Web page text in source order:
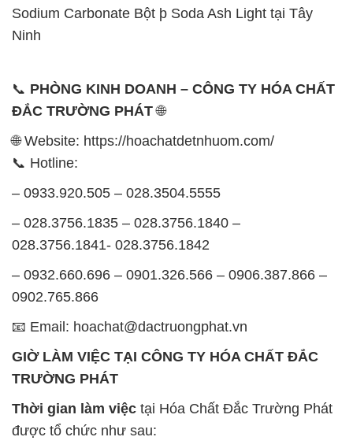
Sodium Carbonate Bột þ Soda Ash Light tại Tây
Ninh
📞 PHÒNG KINH DOANH – CÔNG TY HÓA CHẤT
ĐẮC TRƯỜNG PHÁT🌐
🌐 Website: https://hoachatdetnhuom.com/
📞 Hotline:
– 0933.920.505 – 028.3504.5555
– 028.3756.1835 – 028.3756.1840 –
028.3756.1841- 028.3756.1842
– 0932.660.696 – 0901.326.566 – 0906.387.866 –
0902.765.866
📧 Email: hoachat@dactruongphat.vn
GIỜ LÀM VIỆC TẠI CÔNG TY HÓA CHẤT ĐẮC
TRƯỜNG PHÁT
Thời gian làm việc tại Hóa Chất Đắc Trường Phát
được tổ chức như sau: